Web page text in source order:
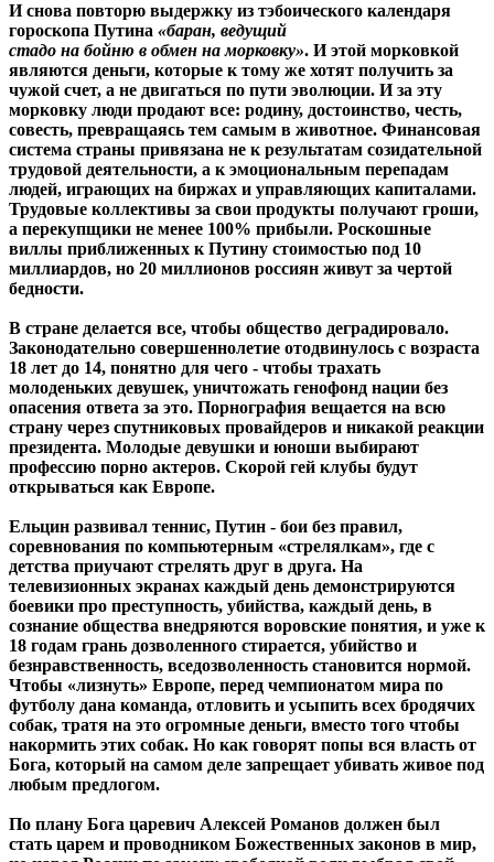
И снова повторю выдержку из тэбоического календаря
гороскопа Путина «баран, ведущий
стадо на бойню в обмен на морковку». И этой морковкой
являются деньги, которые к тому же хотят получить за
чужой счет, а не двигаться по пути эволюции. И за эту
морковку люди продают все: родину, достоинство, честь,
совесть, превращаясь тем самым в животное. Финансовая
система страны привязана не к результатам созидательной
трудовой деятельности, а к эмоциональным перепадам
людей, играющих на биржах и управляющих капиталами.
Трудовые коллективы за свои продукты получают гроши,
а перекупщики не менее 100% прибыли. Роскошные
виллы приближенных к Путину стоимостью под 10
миллиардов, но 20 миллионов россиян живут за чертой
бедности.
В стране делается все, чтобы общество деградировало.
Законодательно совершеннолетие отодвинулось с возраста
18 лет до 14, понятно для чего - чтобы трахать
молоденьких девушек, уничтожать генофонд нации без
опасения ответа за это. Порнография вещается на всю
страну через спутниковых провайдеров и никакой реакции
президента. Молодые девушки и юноши выбирают
профессию порно актеров. Скорой гей клубы будут
открываться как Европе.
Ельцин развивал теннис, Путин - бои без правил,
соревнования по компьютерным «стрелялкам», где с
детства приучают стрелять друг в друга. На
телевизионных экранах каждый день демонстрируются
боевики про преступность, убийства, каждый день, в
сознание общества внедряются воровские понятия, и уже к
18 годам грань дозволенного стирается, убийство и
безнравственность, вседозволенность становится нормой.
Чтобы «лизнуть» Европе, перед чемпионатом мира по
футболу дана команда, отловить и усыпить всех бродячих
собак, тратя на это огромные деньги, вместо того чтобы
накормить этих собак. Но как говорят попы вся власть от
Бога, который на самом деле запрещает убивать живое под
любым предлогом.
По плану Бога царевич Алексей Романов должен был
стать царем и проводником Божественных законов в мир,